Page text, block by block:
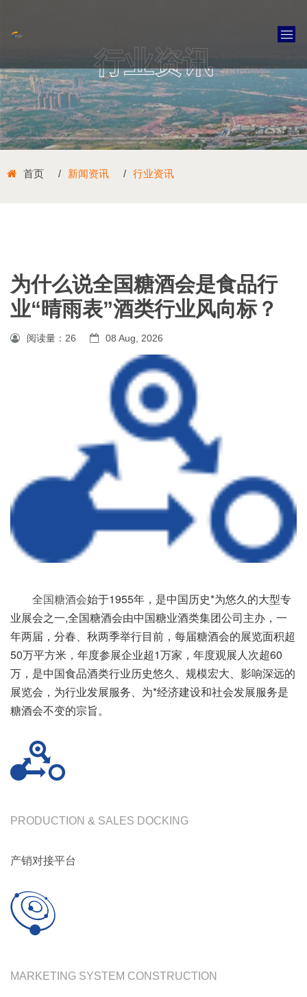
行业资讯
首页 新闻资讯 行业资讯
为什么说全国糖酒会是食品行
业“晴雨表”酒类行业风向标？
阅读量： 26 08 Aug, 2026
全国糖酒会始于1955年，是中国历史*为悠久的大型专
业展会之一,全国糖酒会由中国糖业酒类集团公司主办，一
年两届，分春、秋两季举行目前，每届糖酒会的展览面积超
50万平方米，年度参展企业超1万家，年度观展人次超60
万，是中国食品酒类行业历史悠久、规模宏大、影响深远的
展览会，为行业发展服务、为*经济建设和社会发展服务是
糖酒会不变的宗旨。
PRODUCTION & SALES DOCKING
产销对接平台
MARKETING SYSTEM CONSTRUCTION